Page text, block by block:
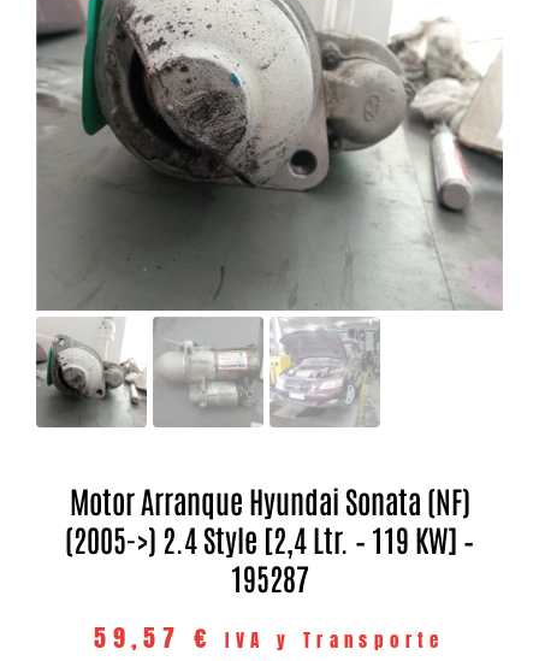
Motor Arranque Hyundai Sonata (NF)
(2005->) 2.4 Style [2,4 Ltr. – 119 KW] –
195287
59,57 €
IVA y Transporte